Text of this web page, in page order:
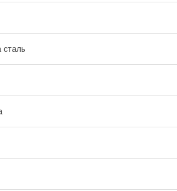
сталь